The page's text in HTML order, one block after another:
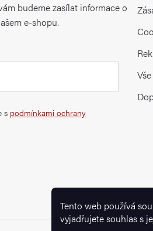
Tento web používá
vyjadřujete souhlas s
budeme zasílat informace o
e-shopu.
s podmínkami ochrany